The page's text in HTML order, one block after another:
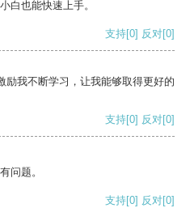
白也能快速上手。
支持[0] 反对[0]
励我不断学习，让我能够取得更好的
支持[0] 反对[0]
问题。
支持[0] 反对[0]